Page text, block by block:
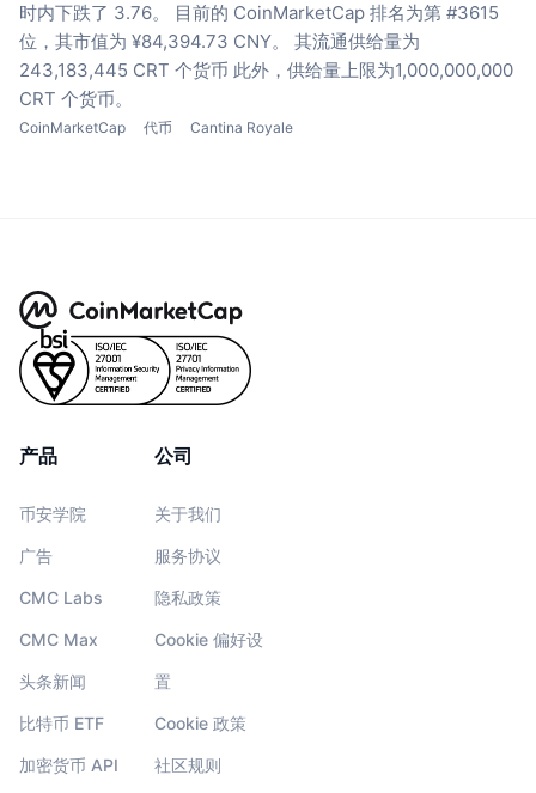
时内下跌了 3.76。
目前的 CoinMarketCap 排名为第 #3615
位，其市值为 ¥84,394.73 CNY。
其流通供给量为
243,183,445 CRT 个货币 此外，供给量上限为1,000,000,000
CRT 个货币。
CoinMarketCap 代币 Cantina Royale
产品
币安学院
广告
CMC Labs
CMC Max
头条新闻
比特币 ETF
加密货币 API
公司
关于我们
服务协议
隐私政策
Cookie 偏好设
置
Cookie 政策
社区规则